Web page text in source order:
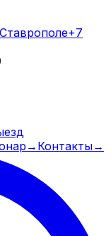
+7
→ Контакты→